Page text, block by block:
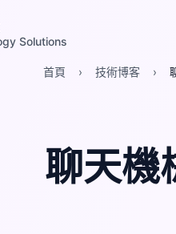
Solutions
首頁 › 技術博客 ›
聊天